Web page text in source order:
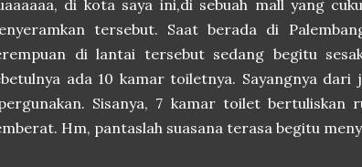
di kota saya ini,di sebuah mall yang
tersebut. Saat berada di
di lantai tersebut sedang begitu
ada 10 kamar toiletnya. Sayangnya
Sisanya, 7 kamar toilet bertuliskan
Hm, pantaslah suasana terasa begitu